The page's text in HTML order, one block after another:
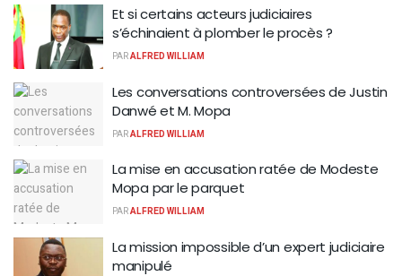
Et si certains acteurs judiciaires
s’échinaient à plomber le procès ?
PARALFRED WILLIAM
Les conversations controversées de Justin
Danwé et M. Mopa
PARALFRED WILLIAM
La mise en accusation ratée de Modeste
Mopa par le parquet
PARALFRED WILLIAM
La mission impossible d’un expert judiciaire
manipulé